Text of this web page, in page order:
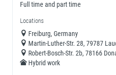
Full time and part time
Locations
Freiburg, Germany
Martin-Luther-Str. 28, 79787
Robert-Bosch-Str. 2b, 78166
Hybrid work